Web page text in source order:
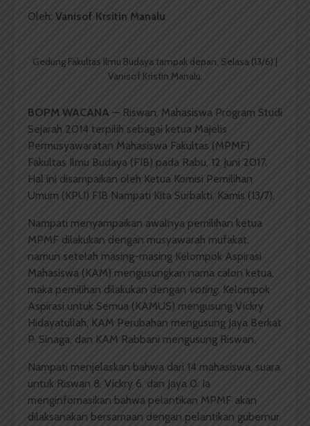
Oleh: Vanisof Krsitin Manalu
Gedung Fakultas Ilmu Budaya tampak depan, Selasa (13/6) |
Vanisof Kristin Manalu.
BOPM WACANA — Riswan, Mahasiswa Program Studi
Sejarah 2014 terpilih sebagai ketua Majelis
Permusyawaratan Mahasiswa Fakultas (MPMF)
Fakultas Ilmu Budaya (FIB) pada Rabu, 12 Juni 2017.
Hal ini disampaikan oleh Ketua Komisi Pemilihan
Umum (KPU) FIB Nampati Kita Surbakti, Kamis (13/7).
Nampati menyampaikan awalnya pemilihan ketua
MPMF dilakukan dengan musyawarah mufakat,
namun setelah masing-masing Kelompok Aspirasi
Mahasiswa (KAM) mengusungkan nama calon ketua,
maka pemilihan dilakukan dengan voting. Kelompok
Aspirasi untuk Semua (KAMUS) mengusung Vickry
Hidayatullah, KAM Perubahan mengusung Jaya Berkat
P. Sinaga, dan KAM Rabbani mengusung Riswan.
Nampati menjelaskan bahwa dari 14 mahasiswa, suara
untuk Riswan 8, Vickry 6, dan Jaya 0. Ia
menginfomasikan bahwa pelantikan MPMF akan
dilaksanakan bersamaan dengan pelantikan gubernur